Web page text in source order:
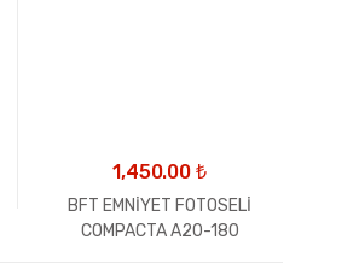
1,450.00 ₺
BFT EMNİYET FOTOSELİ
COMPACTA A20-180